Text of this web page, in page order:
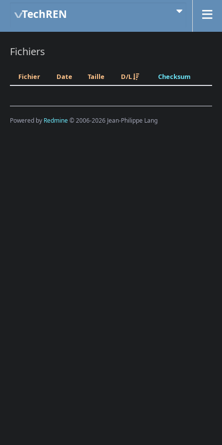
TechREN
Fichiers
Fichier Date Taille D/L Checksum
Powered by Redmine© 2006-2026 Jean-Philippe Lang